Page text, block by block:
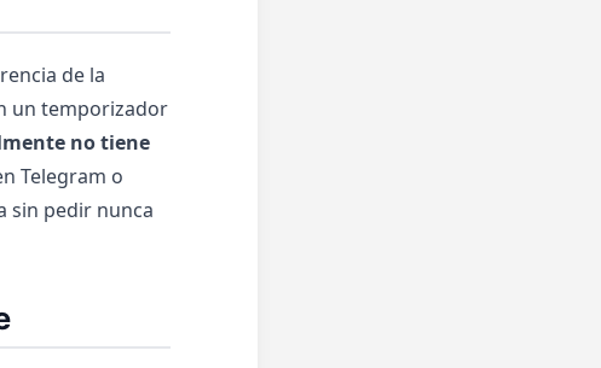
de la
un temporizador
no tiene
Telegram o
sin pedir nunca